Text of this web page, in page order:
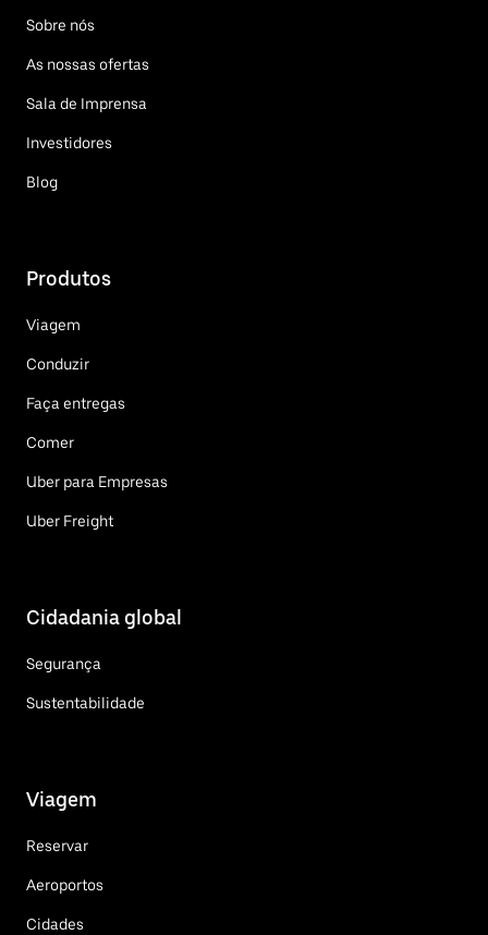
Sobre nós
As nossas ofertas
Sala de Imprensa
Investidores
Blog
Produtos
Viagem
Conduzir
Faça entregas
Comer
Uber para Empresas
Uber Freight
Cidadania global
Segurança
Sustentabilidade
Viagem
Reservar
Aeroportos
Cidades